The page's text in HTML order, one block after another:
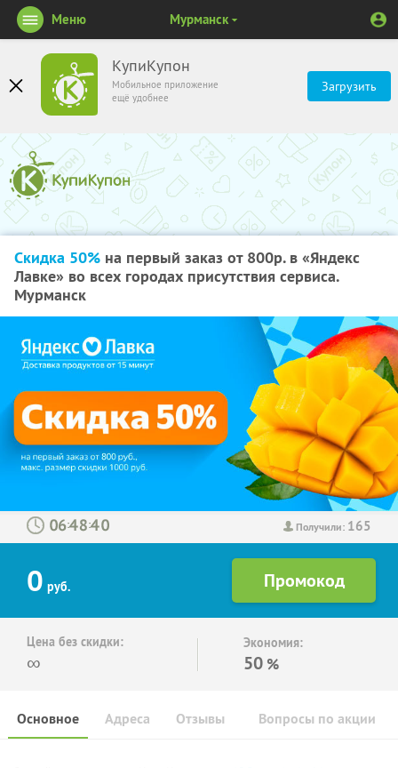
КупиКупон
Мобильное приложение
ещё удобнее
Загрузить
Меню Мурманск
Скидка 50% на первый заказ от 800р. в «Яндекс
Лавке» во всех городах присутствия сервиса.
Мурманск
Получили: 165
: :
0 руб.
Цена без скидки:
∞
Экономия:
50 %
Основное Отзывы Вопросы по акции
Адреса